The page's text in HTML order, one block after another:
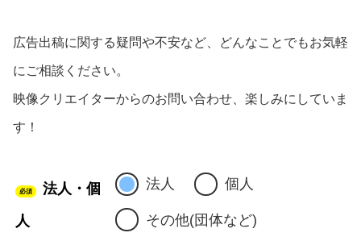
広告出稿に関する疑問や不安など、どんなことでもお気軽
にご相談ください。
映像クリエイターからのお問い合わせ、楽しみにしていま
す！
必須
法人・個
人
法人 個人
その他(団体など)